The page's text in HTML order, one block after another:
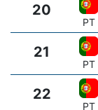
20
PT
21
PT
22
PT